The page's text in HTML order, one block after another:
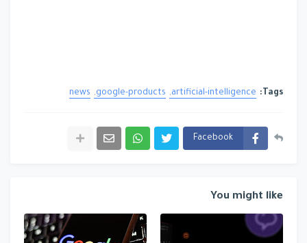
Tags:
artificial-intelligence
google-products
news
Facebook
You might like